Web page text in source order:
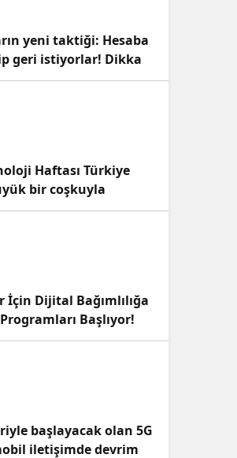
yeni taktiği: Hesaba
geri istiyorlar! Dikkat
Haftası Türkiye
bir coşkuyla
Etkinlikler ve
İçin Dijital Bağımlılığa
Başlıyor!
başlayacak olan 5G
iletişimde devrim